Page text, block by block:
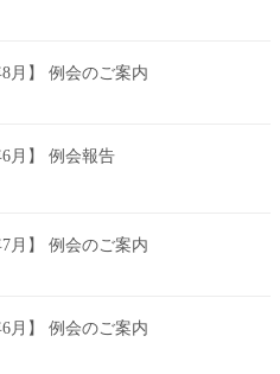
8月】 例会のご案内
6月】 例会報告
7月】 例会のご案内
6月】 例会のご案内